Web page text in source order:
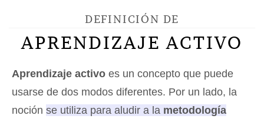
DEFINICIÓN DE
APRENDIZAJE ACTIVO
Aprendizaje activo es un concepto que puede
usarse de dos modos diferentes. Por un lado, la
noción se utiliza para aludir a la metodología